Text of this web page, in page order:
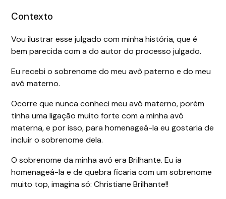
Contexto
Vou ilustrar esse julgado com minha história, que é
bem parecida com a do autor do processo julgado.
Eu recebi o sobrenome do meu avô paterno e do meu
avô materno.
Ocorre que nunca conheci meu avô materno, porém
tinha uma ligação muito forte com a minha avó
materna, e por isso, para homenageá-la eu gostaria de
incluir o sobrenome dela.
O sobrenome da minha avó era Brilhante. Eu ia
homenageá-la e de quebra ficaria com um sobrenome
muito top, imagina só: Christiane Brilhante!!